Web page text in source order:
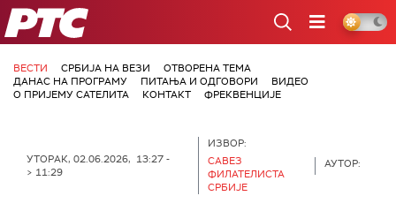
РТС
ВЕСТИ СРБИЈА НА ВЕЗИ
ОТВОРЕНА ТЕМА
ДАНАС НА ПРОГРАМУ
ПИТАЊА И ОДГОВОРИ
ВИДЕО
О ПРИЈЕМУ САТЕЛИТА
КОНТАКТ ФРЕКВЕНЦИЈЕ
УТОРАК, 02.06.2026, 13:27 -
> 11:29
ИЗВОР:
САВЕЗ
ФИЛАТЕЛИСТА
СРБИЈЕ
АУТОР: